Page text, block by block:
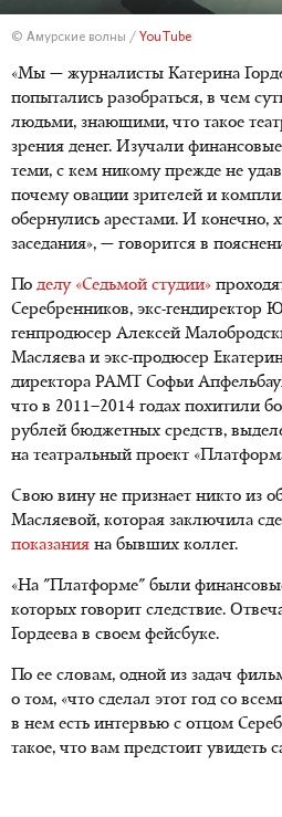
© Амурские волны / YouTube
«Мы — журналисты Катерина
попытались разобраться, в чем
людьми, знающими, что такое
зрения денег. Изучали
теми, с кем никому прежде не
почему овации зрителей и
обернулись арестами. И конечно,
заседания», — говорится в
По делу «Седьмой студии»
Серебренников, экс-гендиректор
генпродюсер Алексей
Масляева и экс-продюсер
директора РАМТ Софьи
что в 2011–2014 годах похитили
рублей бюджетных средств,
на театральный проект
Свою вину не признает никто из
Масляевой, которая заключила
показания на бывших коллег.
«На "Платформе" были
которых говорит следствие.
Гордеева в своем фейсбуке.
По ее словам, одной из задач
о том, «что сделал этот год со
в нем есть интервью с отцом
такое, что вам предстоит увидеть